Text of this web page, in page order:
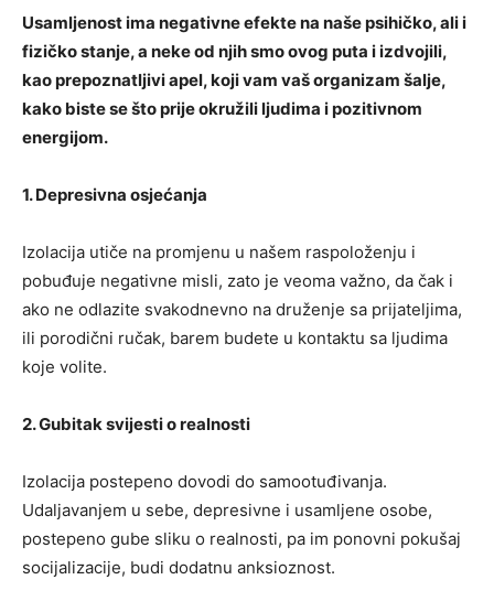
Usamljenost ima negativne efekte na naše psihičko, ali i
fizičko stanje, a neke od njih smo ovog puta i izdvojili,
kao prepoznatljivi apel, koji vam vaš organizam šalje,
kako biste se što prije okružili ljudima i pozitivnom
energijom.
1. Depresivna osjećanja
Izolacija utiče na promjenu u našem raspoloženju i
pobuđuje negativne misli, zato je veoma važno, da čak i
ako ne odlazite svakodnevno na druženje sa prijateljima,
ili porodični ručak, barem budete u kontaktu sa ljudima
koje volite.
2. Gubitak svijesti o realnosti
Izolacija postepeno dovodi do samootuđivanja.
Udaljavanjem u sebe, depresivne i usamljene osobe,
postepeno gube sliku o realnosti, pa im ponovni pokušaj
socijalizacije, budi dodatnu anksioznost.